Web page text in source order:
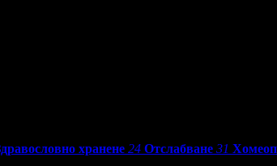
хранене 24 Отслабване 31